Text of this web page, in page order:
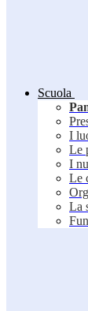
Scuola
I
Le
I
Le
La